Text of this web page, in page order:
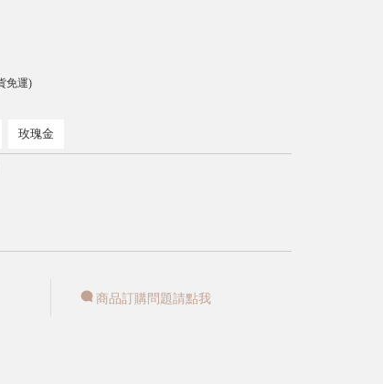
免運)
玫瑰金
商品訂購問題請點我